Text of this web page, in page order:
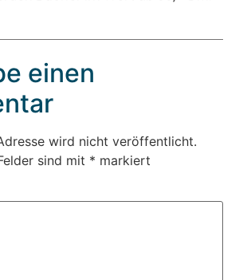
einen
wird nicht veröffentlicht.
sind mit * markiert